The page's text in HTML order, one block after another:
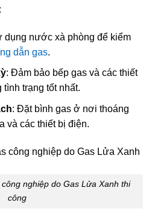
dụng nước xà phòng để kiểm
dẫn gas.
: Đảm bảo bếp gas và các thiết
tình trạng tốt nhất.
: Đặt bình gas ở nơi thoáng
và các thiết bị điện.
nghiệp do Gas Lửa Xanh thi
công